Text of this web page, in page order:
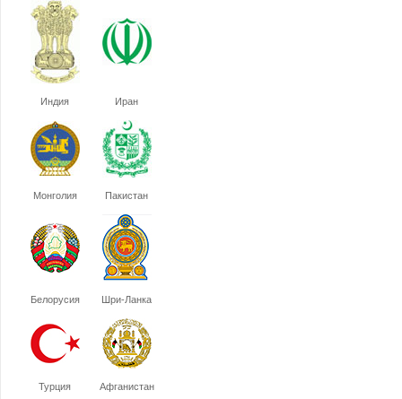
Индия Иран
Монголия Пакистан
Белорусия Шри-Ланка
Турция Афганистан